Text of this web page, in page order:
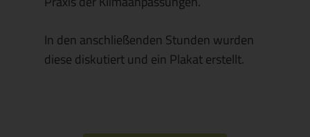
In den anschließenden Stunden wurden
diese diskutiert und ein Plakat erstellt.